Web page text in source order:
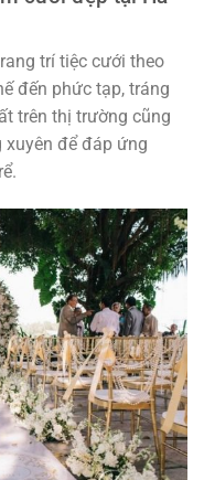
trí tiệc cưới theo
đến phức tạp, tráng
trên thị trường cũng
để đáp ứng